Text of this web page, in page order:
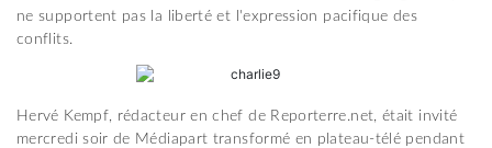
ne supportent pas la liberté et l'expression pacifique des
conflits.
Hervé Kempf, rédacteur en chef de Reporterre.net, était invité
mercredi soir de Médiapart transformé en plateau-télé pendant